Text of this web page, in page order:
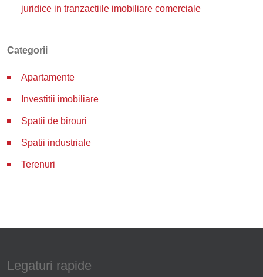
juridice in tranzactiile imobiliare comerciale
Categorii
Apartamente
Investitii imobiliare
Spatii de birouri
Spatii industriale
Terenuri
Legaturi rapide